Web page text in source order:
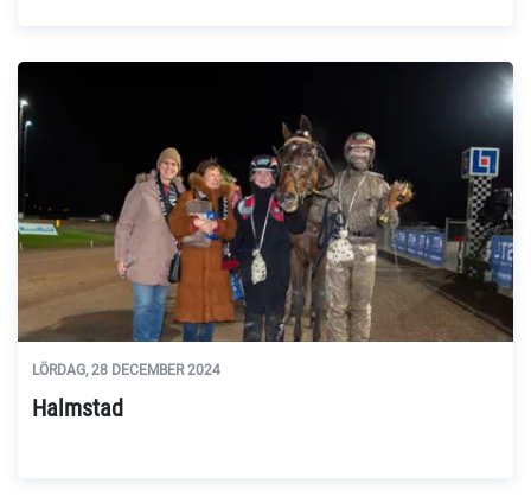
LÖRDAG, 28 DECEMBER 2024
Halmstad